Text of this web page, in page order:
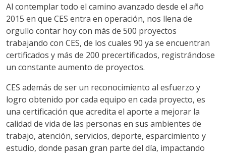
Al contemplar todo el camino avanzado desde el año
2015 en que CES entra en operación, nos llena de
orgullo contar hoy con más de 500 proyectos
trabajando con CES, de los cuales 90 ya se encuentran
certificados y más de 200 precertificados, registrándose
un constante aumento de proyectos.
CES además de ser un reconocimiento al esfuerzo y
logro obtenido por cada equipo en cada proyecto, es
una certificación que acredita el aporte a mejorar la
calidad de vida de las personas en sus ambientes de
trabajo, atención, servicios, deporte, esparcimiento y
estudio, donde pasan gran parte del día, impactando